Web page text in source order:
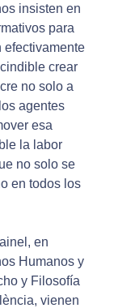
insisten en
para
efectivamente
crear
no solo a
agentes
esa
la labor
no solo se
en todos los
en
Humanos y
y Filosofía
vienen